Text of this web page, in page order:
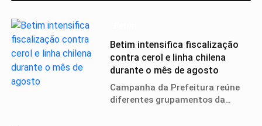
Betim intensifica fiscalização
contra cerol e linha chilena
durante o mês de agosto
Campanha da Prefeitura reúne
diferentes grupamentos da